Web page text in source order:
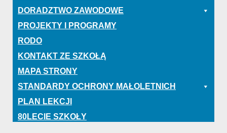
DORADZTWO ZAWODOWE
PROJEKTY I PROGRAMY
RODO
KONTAKT ZE SZKOŁĄ
MAPA STRONY
STANDARDY OCHRONY MAŁOLETNICH
PLAN LEKCJI
80LECIE SZKOŁY